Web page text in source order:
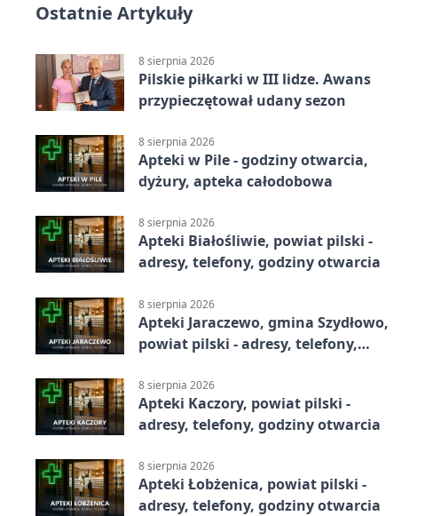
Ostatnie Artykuły
8 sierpnia 2026
Pilskie piłkarki w III lidze. Awans
przypieczętował udany sezon
8 sierpnia 2026
Apteki w Pile - godziny otwarcia,
dyżury, apteka całodobowa
8 sierpnia 2026
Apteki Białośliwie, powiat pilski -
adresy, telefony, godziny otwarcia
8 sierpnia 2026
Apteki Jaraczewo, gmina Szydłowo,
powiat pilski - adresy, telefony,
8 sierpnia 2026
Apteki Kaczory, powiat pilski -
adresy, telefony, godziny otwarcia
8 sierpnia 2026
Apteki Łobżenica, powiat pilski -
adresy, telefony, godziny otwarcia